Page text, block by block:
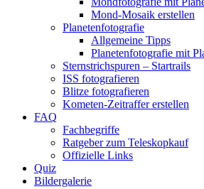
Mond-Mosaik erstellen
Planetenfotografie
Allgemeine Tipps
Planetenfotografie mit
Sternstrichspuren – Startrails
ISS fotografieren
Blitze fotografieren
Kometen-Zeitraffer erstellen
FAQ
Fachbegriffe
Ratgeber zum Teleskopkauf
Offizielle Links
Quiz
Bildergalerie